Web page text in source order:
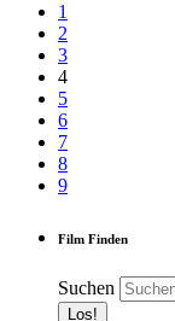
1
2
3
4
5
6
7
8
9
Film Finden
Suchen